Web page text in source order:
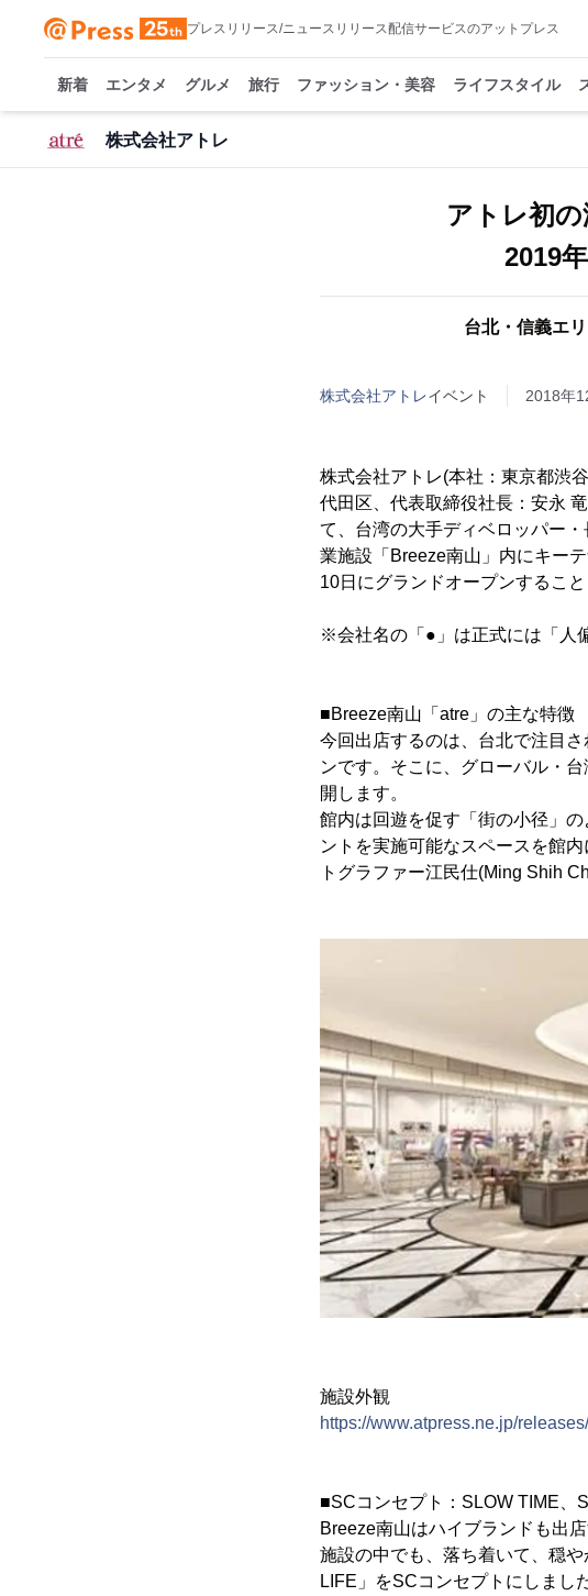
プレスリリース/ニュースリリース配信サービスのアットプレス
新着 エンタメ グルメ 旅行 ファッション・美容 ライフスタイル
株式会社アトレ
アトレ初の
2019
台北・信義エ
株式会社アトレイベント 2018年
株式会社アトレ(本社：東京都渋
代田区、代表取締役社長：安永
て、台湾の大手ディベロッパー
業施設「Breeze南山」内にキー
10日にグランドオープンすること
※会社名の「●」は正式には「人
■Breeze南山「atre」の主な特徴
今回出店するのは、台北で注目
ンです。そこに、グローバル・
開します。
館内は回遊を促す「街の小径」
ントを実施可能なスペースを館
トグラファー江民仕(Ming Shih
施設外観
https://www.atpress.ne.jp/
■SCコンセプト：SLOW TIME、
Breeze南山はハイブランドも出
施設の中でも、落ち着いて、穏
LIFE」をSCコンセプトにしまし